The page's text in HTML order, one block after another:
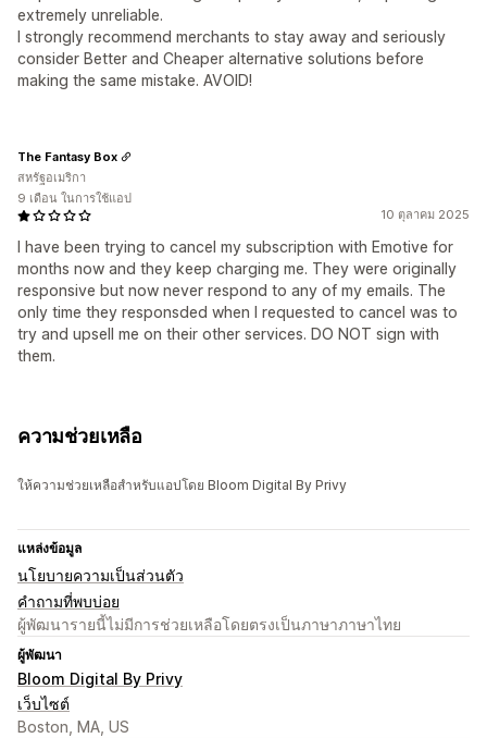
extremely unreliable.
I strongly recommend merchants to stay away and seriously
consider Better and Cheaper alternative solutions before
making the same mistake. AVOID!
10 ตุลาคม 2025
I have been trying to cancel my subscription with Emotive for
months now and they keep charging me. They were originally
responsive but now never respond to any of my emails. The
only time they responsded when I requested to cancel was to
try and upsell me on their other services. DO NOT sign with
them.
The Fantasy Box
สหรัฐอเมริกา
9 เดือน ในการใช้แอป
ความช่วยเหลือ
ให้ความช่วยเหลือสำหรับแอปโดย Bloom Digital By Privy
แหล่งข้อมูล
นโยบายความเป็นส่วนตัว
คำถามที่พบบ่อย
ผู้พัฒนารายนี้ไม่มีการช่วยเหลือโดยตรงเป็นภาษาภาษาไทย
ผู้พัฒนา
Bloom Digital By Privy
เว็บไซต์
Boston, MA, US